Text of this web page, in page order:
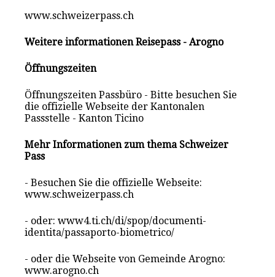
www.schweizerpass.ch
Weitere informationen Reisepass - Arogno
Öffnungszeiten
Öffnungszeiten Passbüro - Bitte besuchen Sie
die offizielle Webseite der Kantonalen
Passstelle - Kanton Ticino
Mehr Informationen zum thema Schweizer
Pass
- Besuchen Sie die offizielle Webseite:
www.schweizerpass.ch
- oder: www4.ti.ch/di/spop/documenti-
identita/passaporto-biometrico/
- oder die Webseite von Gemeinde Arogno:
www.arogno.ch